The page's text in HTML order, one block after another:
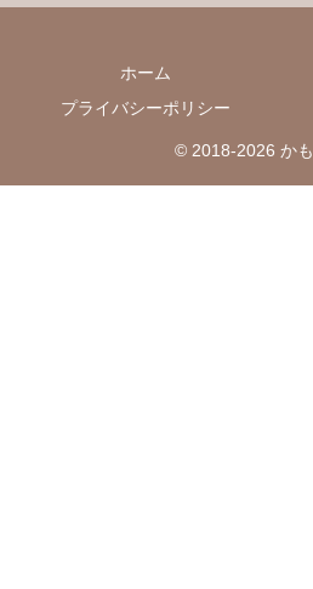
ホーム
プライバシーポリシー
© 2018-2026 かも